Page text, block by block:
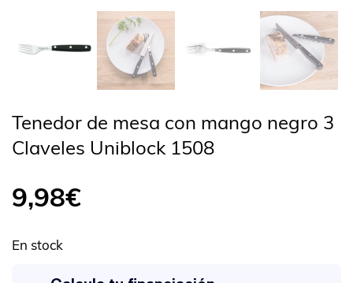
Tenedor de mesa con mango negro 3
Claveles Uniblock 1508
9,98€
En stock